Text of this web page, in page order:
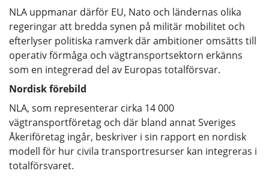
NLA uppmanar därför EU, Nato och ländernas olika
regeringar att bredda synen på militär mobilitet och
efterlyser politiska ramverk där ambitioner omsätts till
operativ förmåga och vägtransportsektorn erkänns
som en integrerad del av Europas totalförsvar.
Nordisk förebild
NLA, som representerar cirka 14 000
vägtransportföretag och där bland annat Sveriges
Åkeriföretag ingår, beskriver i sin rapport en nordisk
modell för hur civila transportresurser kan integreras i
totalförsvaret.